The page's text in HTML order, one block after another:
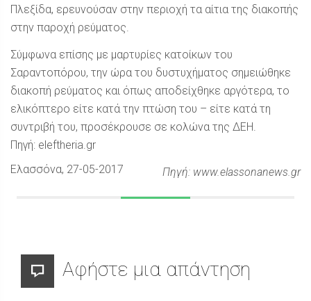
Πλεξίδα, ερευνούσαν στην περιοχή τα αίτια της διακοπής
στην παροχή ρεύματος.
Σύμφωνα επίσης με μαρτυρίες κατοίκων του
Σαραντοπόρου, την ώρα του δυστυχήματος σημειώθηκε
διακοπή ρεύματος και όπως αποδείχθηκε αργότερα, το
ελικόπτερο είτε κατά την πτώση του – είτε κατά τη
συντριβή του, προσέκρουσε σε κολώνα της ΔΕΗ.
Πηγή: eleftheria.gr
Πηγή: www.elassonanews.gr
Ελασσόνα, 27-05-2017
Αφήστε μια απάντηση